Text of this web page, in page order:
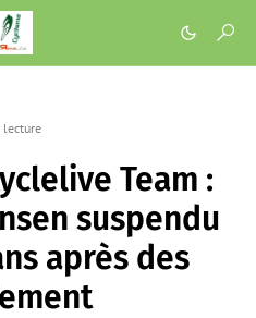
lecture
Team :
suspendu
après des